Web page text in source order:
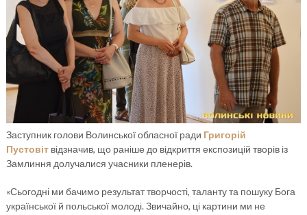
Заступник голови Волинської обласної ради Григорій
Пустовітвідзначив, що раніше до відкриття експозицій творів із
Замлиння долучалися учасники пленерів.
«Сьогодні ми бачимо результат творчості, таланту та пошуку Бога
української й польської молоді. Звичайно, ці картини ми не